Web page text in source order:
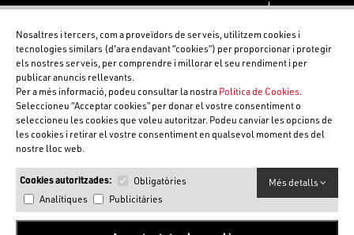
Nosaltres i tercers, com a proveïdors de serveis, utilitzem cookies i
tecnologies similars (d'ara endavant “cookies”) per proporcionar i protegir
els nostres serveis, per comprendre i millorar el seu rendiment i per
publicar anuncis rellevants.
Per a més informació, podeu consultar la nostra Política de Cookies.
Seleccioneu “Acceptar cookies” per donar el vostre consentiment o
seleccioneu les cookies que voleu autoritzar. Podeu canviar les opcions de
les cookies i retirar el vostre consentiment en qualsevol moment des del
nostre lloc web.
Cookies autoritzades:
Obligatòries
Analítiques
Publicitàries
Més detalls